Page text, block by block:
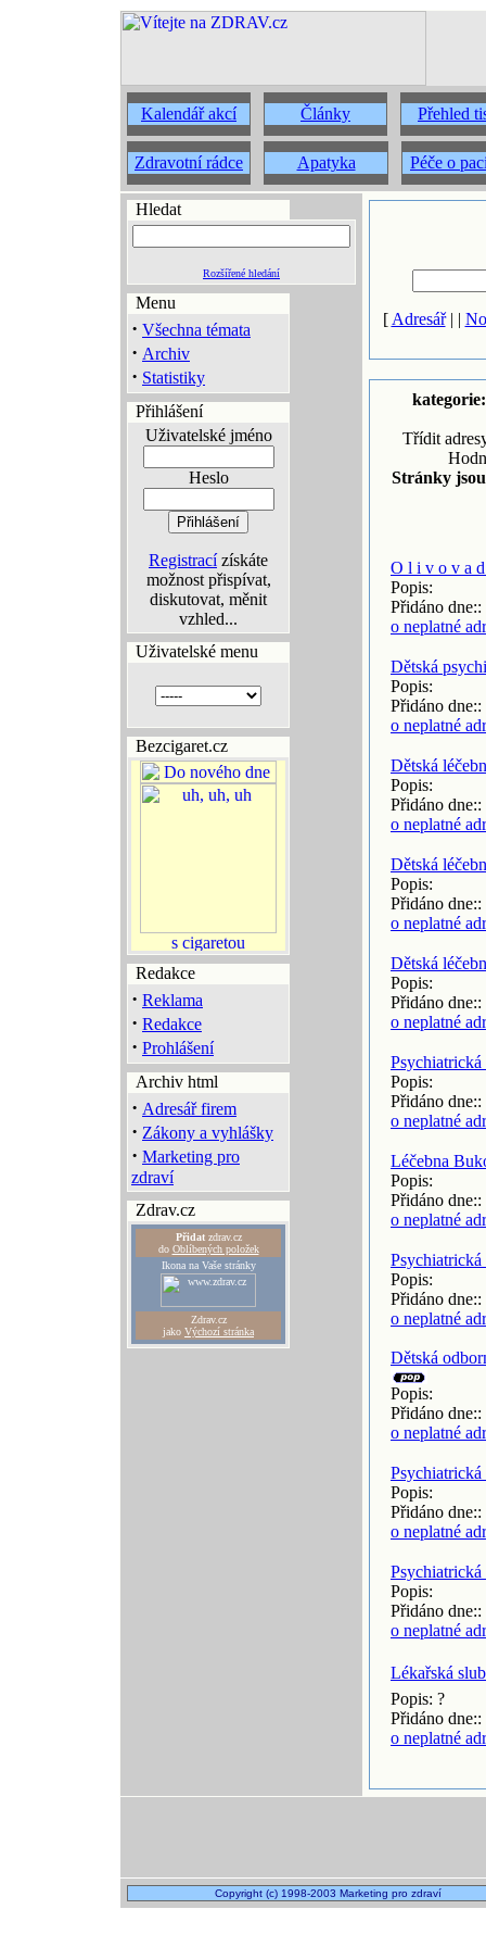
Kalendář akcí Články Přehled
Zdravotní rádce Apatyka Péče o
Hledat
Rozšířené hledání
Menu
· Všechna témata
· Archiv
· Statistiky
Přihlášení
Uživatelské jméno
Heslo
Registracízískáte
možnost přispívat,
diskutovat, měnit
vzhled...
Uživatelské menu
Bezcigaret.cz
Redakce
· Reklama
· Redakce
· Prohlášení
Archiv html
· Adresář firem
· Zákony a vyhlášky
· Marketing pro
zdraví
Zdrav.cz
Přidatzdrav.cz
do Oblíbených položek
Ikona na Vaše stránky
Zdrav.cz
jako Výchozí stránka
[ Adresář| |
Třídit
Stránky
O l i v o v a d
Popis:
Přidáno
o neplatné
Dětská
Popis:
Přidáno
o neplatné
Dětská
Popis:
Přidáno
o neplatné
Dětská
Popis:
Přidáno
o neplatné
Dětská
Popis:
Přidáno
o neplatné
Psychiatrická
Popis:
Přidáno
o neplatné
Léčebna
Popis:
Přidáno
o neplatné
Popis:
Přidáno
o neplatné
Dětská
Popis:
Přidáno
o neplatné
Popis:
Přidáno
o neplatné
Psychiatrická
Popis:
Přidáno
o neplatné
Lékařská
Popis: ?
Přidáno
o neplatné
Copyright (c) 1998-2003 Marketing pro zdraví